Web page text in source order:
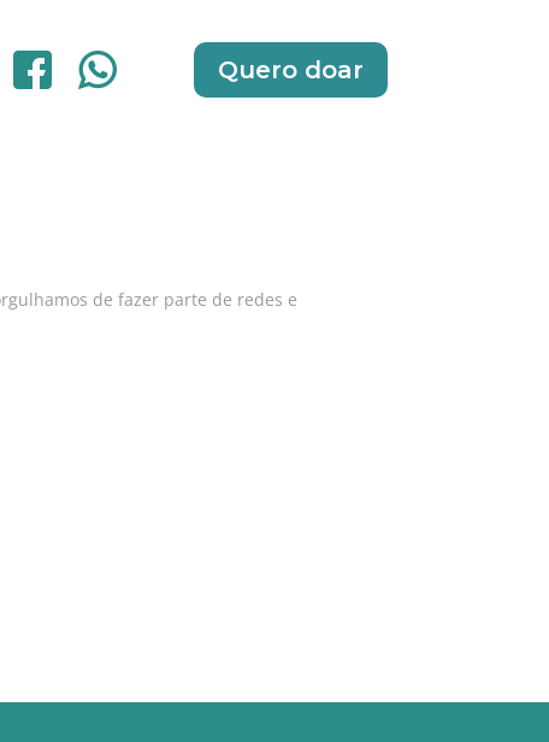
Quero doar
de fazer parte de redes e